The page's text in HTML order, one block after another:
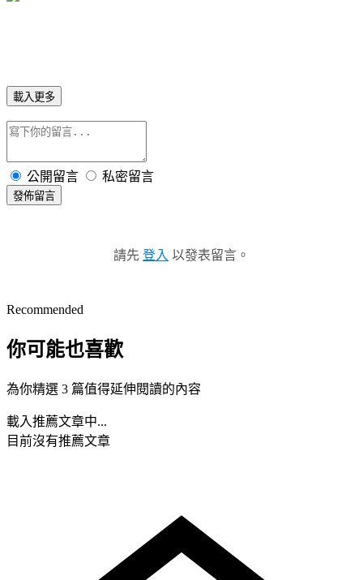
載入更多
公開留言 私密留言
發佈留言
請先 登入 以發表留言。
Recommended
你可能也喜歡
為你精選 3 篇值得延伸閱讀的內容
載入推薦文章中...
目前沒有推薦文章